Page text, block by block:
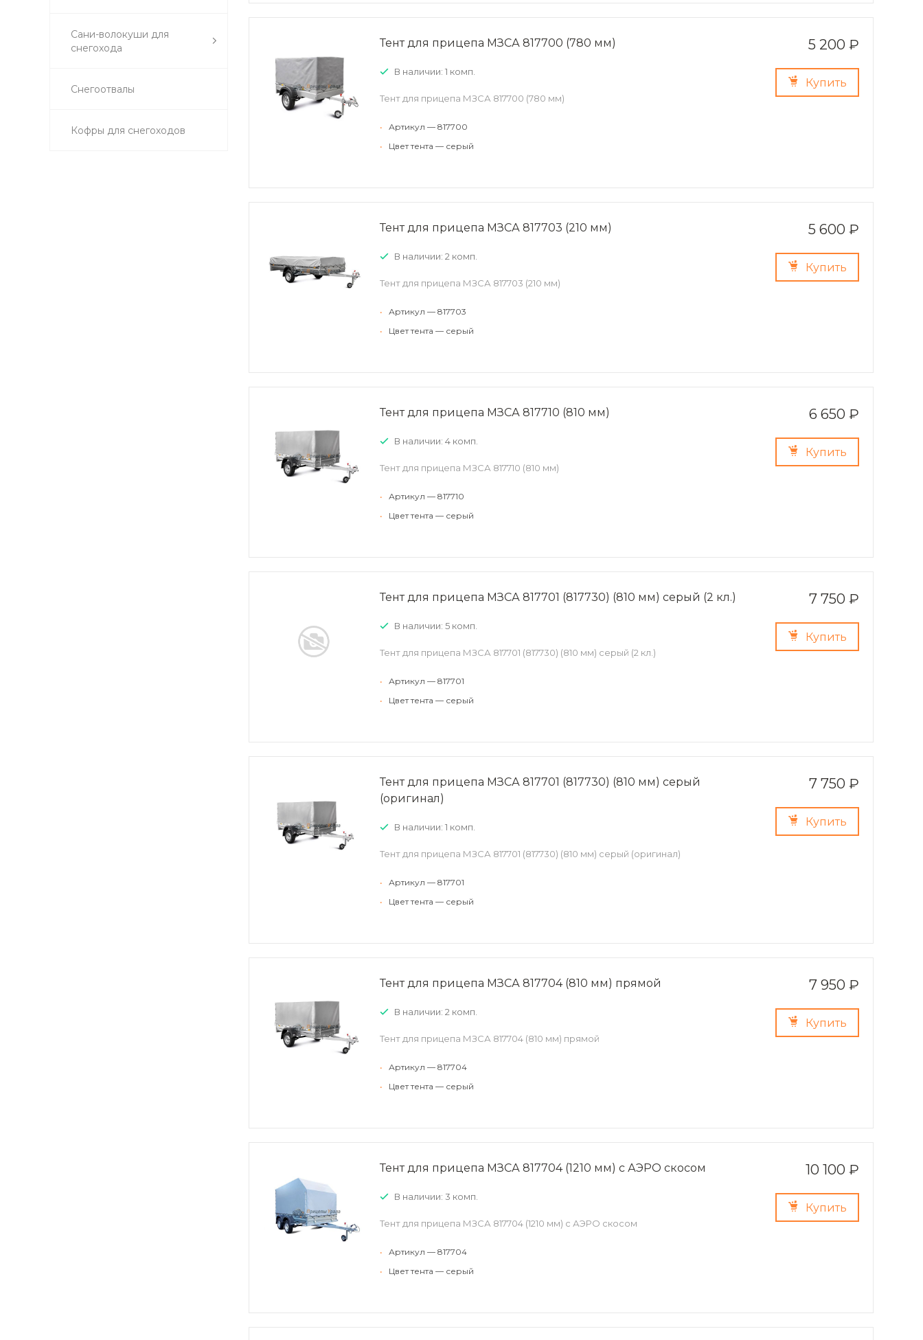
Сани-волокуши для
снегохода
Снегоотвалы
Кофры для снегоходов
5 200 ₽
Купить
Тент для прицепа МЗСА 817700 (780 мм)
В наличии: 1 комп.
Тент для прицепа МЗСА 817700 (780 мм)
•
Артикул — 817700
•
Цвет тента — серый
5 600 ₽
Купить
Тент для прицепа МЗСА 817703 (210 мм)
В наличии: 2 комп.
Тент для прицепа МЗСА 817703 (210 мм)
•
Артикул — 817703
•
Цвет тента — серый
6 650 ₽
Купить
Тент для прицепа МЗСА 817710 (810 мм)
В наличии: 4 комп.
Тент для прицепа МЗСА 817710 (810 мм)
•
Артикул — 817710
•
Цвет тента — серый
7 750 ₽
Купить
Тент для прицепа МЗСА 817701 (817730) (810 мм) серый (2 кл.)
В наличии: 5 комп.
Тент для прицепа МЗСА 817701 (817730) (810 мм) серый (2 кл.)
•
Артикул — 817701
•
Цвет тента — серый
7 750 ₽
Купить
Тент для прицепа МЗСА 817701 (817730) (810 мм) серый
(оригинал)
В наличии: 1 комп.
Тент для прицепа МЗСА 817701 (817730) (810 мм) серый (оригинал)
•
Артикул — 817701
•
Цвет тента — серый
7 950 ₽
Купить
Тент для прицепа МЗСА 817704 (810 мм) прямой
В наличии: 2 комп.
Тент для прицепа МЗСА 817704 (810 мм) прямой
•
Артикул — 817704
•
Цвет тента — серый
10 100 ₽
Купить
Тент для прицепа МЗСА 817704 (1210 мм) с АЭРО скосом
В наличии: 3 комп.
Тент для прицепа МЗСА 817704 (1210 мм) с АЭРО скосом
•
Артикул — 817704
•
Цвет тента — серый